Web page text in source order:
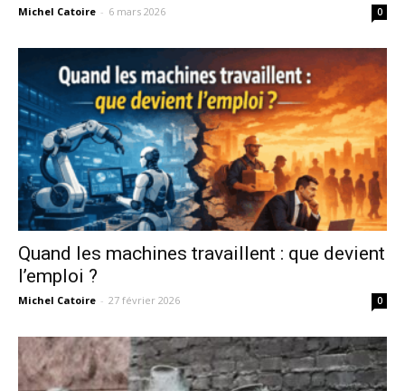
Michel Catoire - 6 mars 2026 0
Quand les machines travaillent : que devient
l’emploi ?
Michel Catoire - 27 février 2026 0